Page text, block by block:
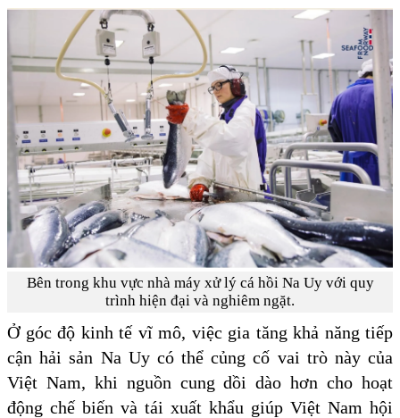
Bên trong khu vực nhà máy xử lý cá hồi Na Uy với quy
trình hiện đại và nghiêm ngặt.
Ở góc độ kinh tế vĩ mô, việc gia tăng khả năng tiếp
cận hải sản Na Uy có thể củng cố vai trò này của
Việt Nam, khi nguồn cung dồi dào hơn cho hoạt
động chế biến và tái xuất khẩu giúp Việt Nam hội